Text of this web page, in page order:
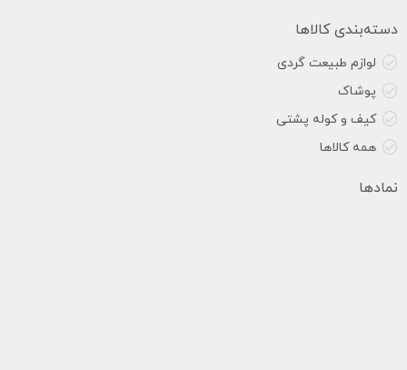
دسته‌بندی کالاها
لوازم طبیعت گردی
پوشاک
کیف و کوله پشتی
همه کالاها
نمادها